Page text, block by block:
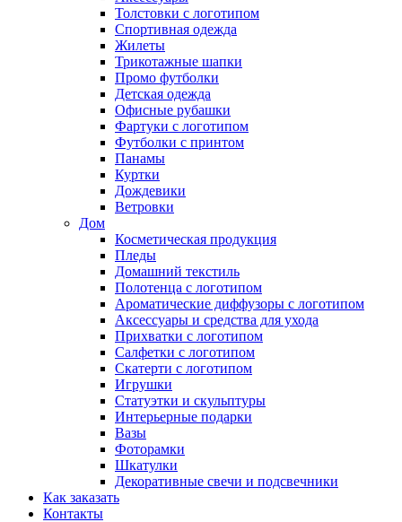
Толстовки с логотипом
Спортивная одежда
Жилеты
Трикотажные шапки
Промо футболки
Детская одежда
Офисные рубашки
Фартуки с логотипом
Футболки с принтом
Панамы
Куртки
Дождевики
Ветровки
Дом
Косметическая продукция
Пледы
Домашний текстиль
Полотенца с логотипом
Ароматические диффузоры с логотипом
Аксессуары и средства для ухода
Прихватки с логотипом
Салфетки с логотипом
Скатерти с логотипом
Игрушки
Статуэтки и скульптуры
Интерьерные подарки
Вазы
Фоторамки
Шкатулки
Декоративные свечи и подсвечники
Как заказать
Контакты